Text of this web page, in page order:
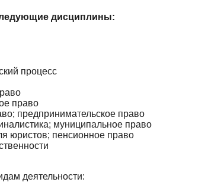
дисциплины:
процесс
право
предпринимательское право
муниципальное право
юристов; пенсионное право
деятельности: